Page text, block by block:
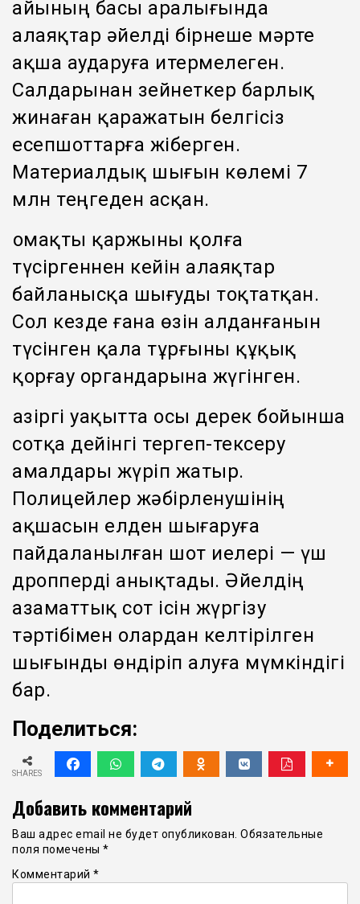
айының басы аралығында
алаяқтар әйелді бірнеше мәрте
ақша аударуға итермелеген.
Салдарынан зейнеткер барлық
жинаған қаражатын белгісіз
есепшоттарға жіберген.
Материалдық шығын көлемі 7
млн теңгеден асқан.
Қомақты қаржыны қолға
түсіргеннен кейін алаяқтар
байланысқа шығуды тоқтатқан.
Сол кезде ғана өзін алданғанын
түсінген қала тұрғыны құқық
қорғау органдарына жүгінген.
Қазіргі уақытта осы дерек бойынша
сотқа дейінгі тергеп-тексеру
амалдары жүріп жатыр.
Полицейлер жәбірленушінің
ақшасын елден шығаруға
пайдаланылған шот иелері — үш
дропперді анықтады. Әйелдің
азаматтық сот ісін жүргізу
тәртібімен олардан келтірілген
шығынды өндіріп алуға мүмкіндігі
бар.
Поделиться:
SHARES
Добавить комментарий
Ваш адрес email не будет опубликован. Обязательные
поля помечены *
Комментарий *